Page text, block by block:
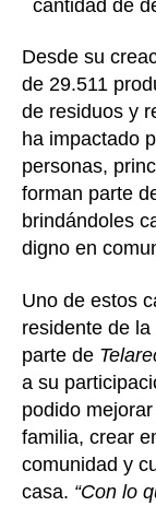
cantidad de
Desde su
de 29.511
de residuos y
ha impactado
personas,
forman parte
brindándoles
digno en
Uno de estos
residente de
parte de
a su
podido
familia, crear
comunidad y
casa. “Con lo